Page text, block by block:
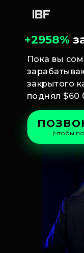
+2958%
Пока вы
закрытого
поднял $60
(чтобы